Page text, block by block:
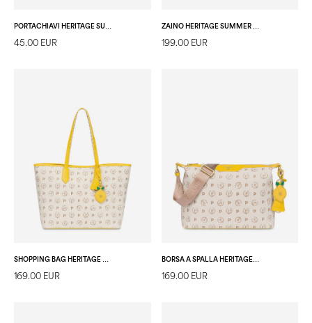
45.00 EUR 199.00 EUR
SHOPPING BAG HERITAGE SUMMER CAPSULE AVORIO/GIALLO
169.00 EUR
BORSA A SPALLA HERITAGE SUMMER CAPSULE AVORIO/GIALLO
169.00 EUR